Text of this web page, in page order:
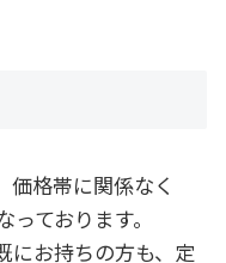
価格帯に関係なく
ております。
にお持ちの方も、定